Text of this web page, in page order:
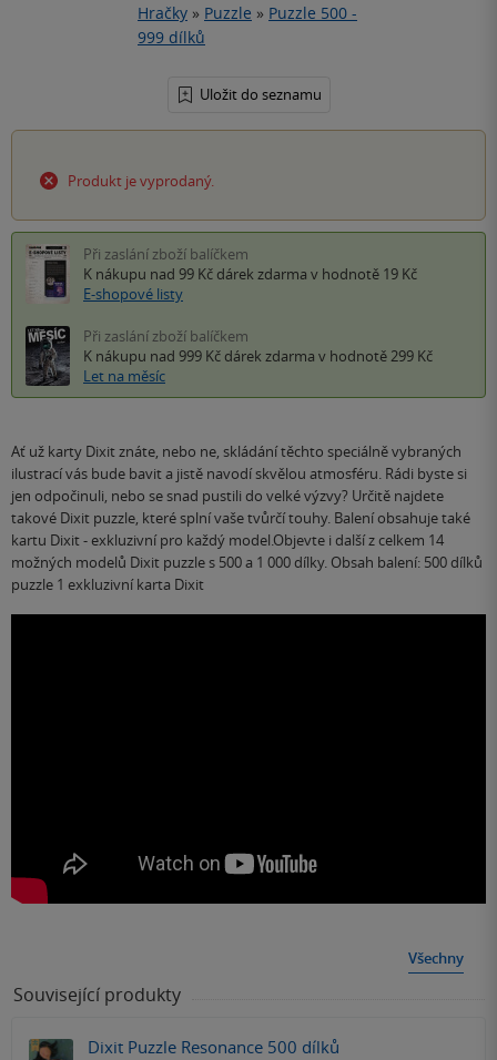
Hračky » Puzzle » Puzzle 500 -
999 dílků
Uložit do seznamu
Produkt je vyprodaný.
Při zaslání zboží balíčkem
K nákupu nad 99 Kč dárek zdarma v hodnotě 19 Kč
E-shopové listy
Při zaslání zboží balíčkem
K nákupu nad 999 Kč dárek zdarma v hodnotě 299 Kč
Let na měsíc
Ať už karty Dixit znáte, nebo ne, skládání těchto speciálně vybraných
ilustrací vás bude bavit a jistě navodí skvělou atmosféru. Rádi byste si
jen odpočinuli, nebo se snad pustili do velké výzvy? Určitě najdete
takové Dixit puzzle, které splní vaše tvůrčí touhy. Balení obsahuje také
kartu Dixit - exkluzivní pro každý model.Objevte i další z celkem 14
možných modelů Dixit puzzle s 500 a 1 000 dílky. Obsah balení: 500 dílků
puzzle 1 exkluzivní karta Dixit
Všechny
Související produkty
Dixit Puzzle Resonance 500 dílků